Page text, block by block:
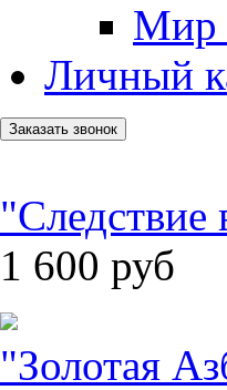
Мир
Личный
Заказать звонок
"Следствие
1 600 руб
"Золотая